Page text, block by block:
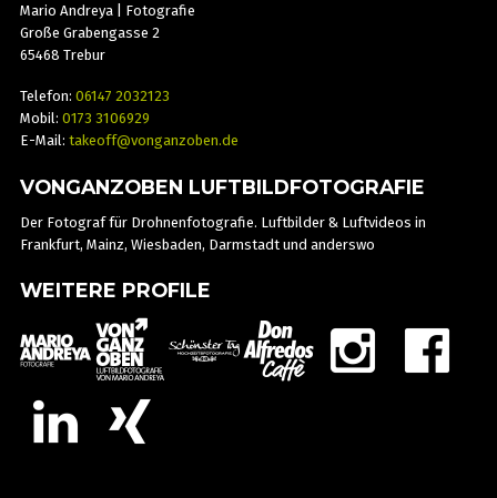
Mario Andreya | Fotografie
Große Grabengasse 2
65468 Trebur
Telefon: 06147 2032123
Mobil: 0173 3106929
E-Mail: takeoff@vonganzoben.de
VONGANZOBEN LUFTBILDFOTOGRAFIE
Der Fotograf für Drohnenfotografie. Luftbilder & Luftvideos in
Frankfurt, Mainz, Wiesbaden, Darmstadt und anderswo
WEITERE PROFILE